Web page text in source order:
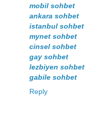
mobil sohbet
ankara sohbet
istanbul sohbet
mynet sohbet
cinsel sohbet
gay sohbet
lezbiyen sohbet
gabile sohbet
Reply